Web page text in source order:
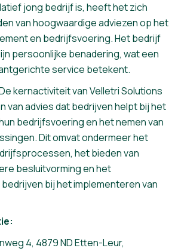
jong bedrijf is, heeft het zich
van hoogwaardige adviezen op het
en bedrijfsvoering. Het bedrijf
persoonlijke benadering, wat een
service betekent.
kernactiviteit van Velletri Solutions
van advies dat bedrijven helpt bij het
bedrijfsvoering en het nemen van
Dit omvat ondermeer het
het bieden van
besluitvorming en het
bij het implementeren van
4, 4879 ND Etten-Leur,